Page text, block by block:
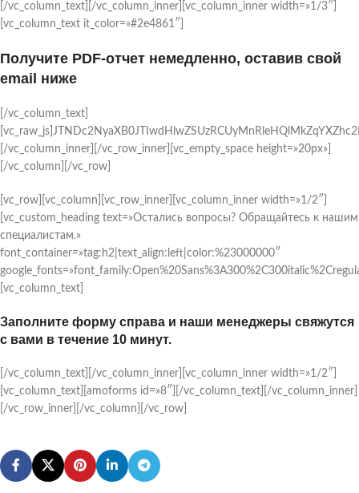
[/vc_column_text][/vc_column_inner][vc_column_inner width=»1/3″]
[vc_column_text it_color=»#2e4861″]
Получите PDF-отчет немедленно, оставив свой
email ниже
[/vc_column_text]
[/vc_column_inner][/vc_row_inner][vc_empty_space height=»20px»]
[/vc_column][/vc_row]
[vc_row][vc_column][vc_row_inner][vc_column_inner width=»1/2″]
[vc_custom_heading text=»Остались вопросы? Обращайтесь к нашим
специалистам.»
font_container=»tag:h2|text_align:left|color:%23000000″
[vc_column_text]
Заполните форму справа и наши менеджеры свяжутся
с вами в течение 10 минут.
[/vc_column_text][/vc_column_inner][vc_column_inner width=»1/2″]
[vc_column_text][amoforms id=»8″][/vc_column_text][/vc_column_inner]
[/vc_row_inner][/vc_column][/vc_row]